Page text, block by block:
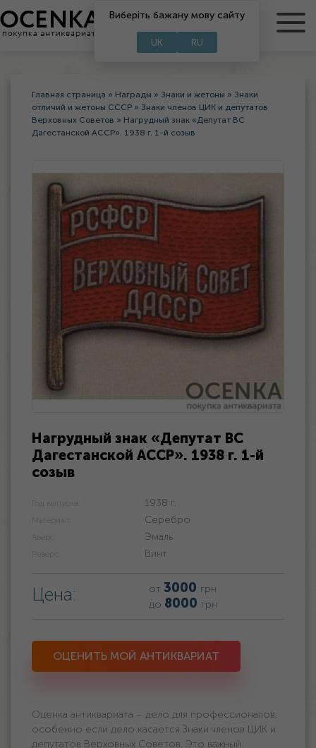
RU
Виберіть бажану мову сайту
UK RU
Главная страница » Награды » Знаки и жетоны » Знаки
отличий и жетоны СССР » Знаки членов ЦИК и депутатов
Верховных Советов » Нагрудный знак «Депутат ВС
Дагестанской АССР». 1938 г. 1-й созыв
Нагрудный знак «Депутат ВС
Дагестанской АССР». 1938 г. 1-й
созыв
Год выпуска: 1938 г.
Материал: Серебро
Аверс: Эмаль
Реверс: Винт
Цена: от 3000 грн
до 8000 грн
ОЦЕНИТЬ МОЙ АНТИКВАРИАТ
Оценка антиквариата – дело для профессионалов,
особенно если дело касается Знаки членов ЦИК и
депутатов Верховных Советов. Это важный